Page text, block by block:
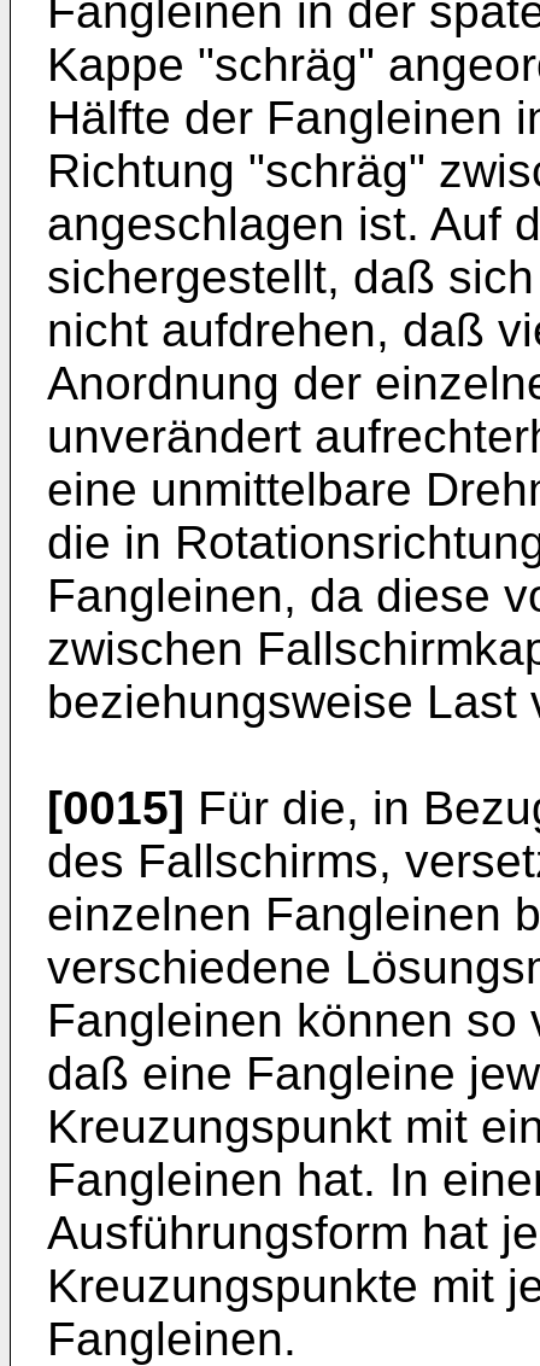
Fangleinen in der
Kappe "schräg"
Hälfte der Fangleinen
Richtung "schräg"
angeschlagen ist. Auf
sichergestellt, daß
nicht aufdrehen, daß
Anordnung der
unverändert
eine unmittelbare
die in
Fangleinen, da diese
zwischen
beziehungsweise Last
[0015] Für die, in
des Fallschirms,
einzelnen Fangleinen
verschiedene
Fangleinen können so
daß eine Fangleine
Kreuzungspunkt mit
Fangleinen hat. In
Ausführungsform hat
Kreuzungspunkte mit
Fangleinen.